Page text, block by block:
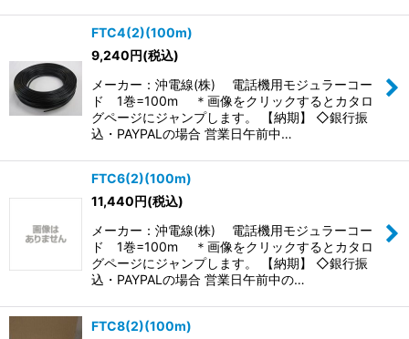
FTC4(2)(100m)
9,240円(税込)
メーカー：沖電線(株) 電話機用モジュラーコー
ド 1巻=100m ＊画像をクリックするとカタロ
グページにジャンプします。 【納期】 ◇銀行振
込・PAYPALの場合 営業日午前中…
FTC6(2)(100m)
11,440円(税込)
メーカー：沖電線(株) 電話機用モジュラーコー
ド 1巻=100m ＊画像をクリックするとカタロ
グページにジャンプします。 【納期】 ◇銀行振
込・PAYPALの場合 営業日午前中の…
FTC8(2)(100m)